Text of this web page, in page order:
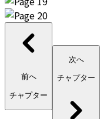
前へ
チャプター
次へ
チャプター